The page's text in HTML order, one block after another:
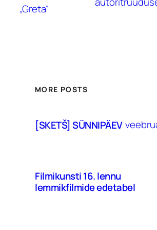
„Greta“
MORE POSTS
[SKETŠ] SÜNNIPÄEV
Filmikunsti 16. lennu
lemmikfilmide edetabel